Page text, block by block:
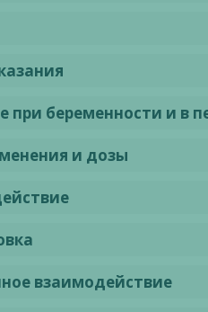
при беременности и в
и дозы
взаимодействие